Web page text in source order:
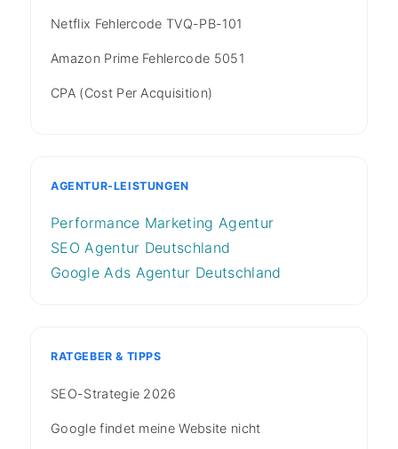
Netflix Fehlercode TVQ-PB-101
Amazon Prime Fehlercode 5051
CPA (Cost Per Acquisition)
AGENTUR-LEISTUNGEN
Performance Marketing Agentur
SEO Agentur Deutschland
Google Ads Agentur Deutschland
RATGEBER & TIPPS
SEO-Strategie 2026
Google findet meine Website nicht